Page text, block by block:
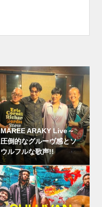
MAREE ARAKY Live～
圧倒的なグルーヴ感とソ
ウルフルな歌声!!